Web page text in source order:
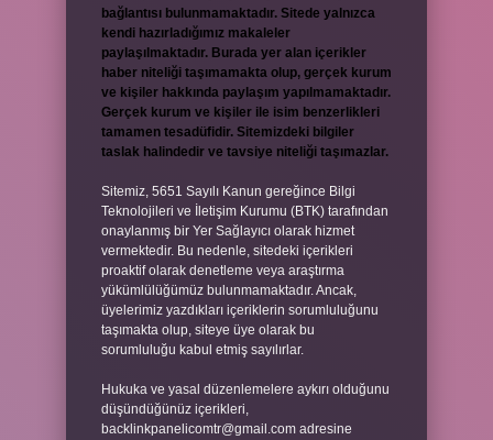
bağlantısı bulunmamaktadır. Sitede yalnızca
kendi hazırladığımız makaleler
paylaşılmaktadır. Burada yer alan içerikler
haber niteliği taşımamakta olup, gerçek kurum
ve kişiler hakkında paylaşım yapılmamaktadır.
Gerçek kurum ve kişiler ile isim benzerlikleri
tamamen tesadüfidir. Sitemizdeki bilgiler
taslak halindedir ve tavsiye niteliği taşımazlar.
Sitemiz, 5651 Sayılı Kanun gereğince Bilgi
Teknolojileri ve İletişim Kurumu (BTK) tarafından
onaylanmış bir Yer Sağlayıcı olarak hizmet
vermektedir. Bu nedenle, sitedeki içerikleri
proaktif olarak denetleme veya araştırma
yükümlülüğümüz bulunmamaktadır. Ancak,
üyelerimiz yazdıkları içeriklerin sorumluluğunu
taşımakta olup, siteye üye olarak bu
sorumluluğu kabul etmiş sayılırlar.
Hukuka ve yasal düzenlemelere aykırı olduğunu
düşündüğünüz içerikleri,
backlinkpanelicomtr@gmail.com adresine